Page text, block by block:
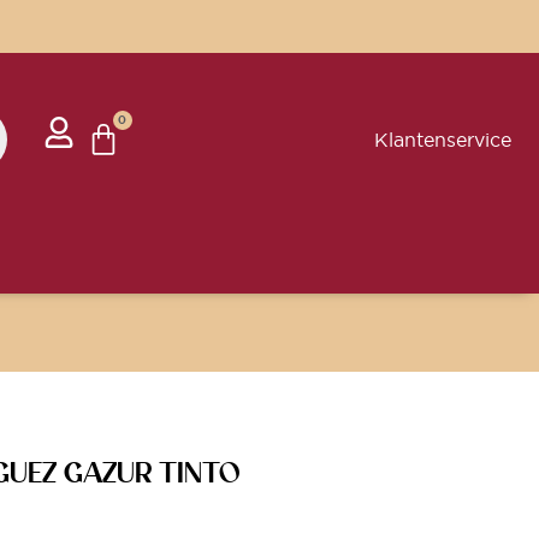
0
Klantenservice
GAZUR TINTO